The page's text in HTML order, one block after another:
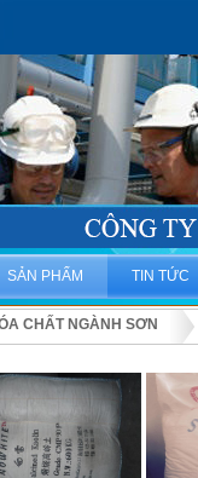
SẢN PHẨM TIN TỨC
CHẤT NGÀNH SƠN